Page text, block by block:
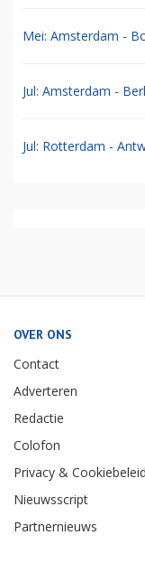
Mei: Amsterdam -
Jul: Amsterdam -
Jul: Rotterdam -
OVER ONS
Contact
Adverteren
Redactie
Colofon
Privacy & Cookiebeleid
Nieuwsscript
Partnernieuws